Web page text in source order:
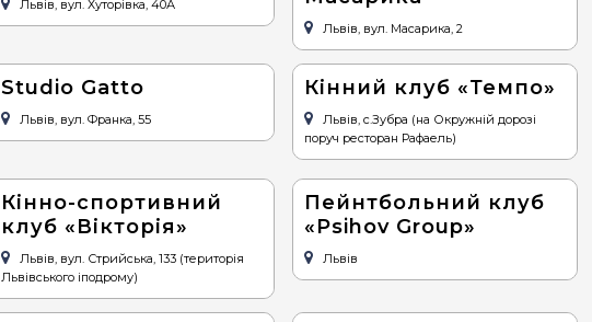
Львів, вул. Хуторівка, 40А
Львів, вул. Масарика, 2
Studio Gatto
Львів, вул. Франка, 55
Кінний клуб «Темпо»
Львів, с.Зубра (на Окружній дорозі
поруч ресторан Рафаель)
Кінно-спортивний
клуб «Вікторія»
Львів, вул. Стрийська, 133 (територія
Львівського іподрому)
Пейнтбольний клуб
«Psihov Group»
Львів